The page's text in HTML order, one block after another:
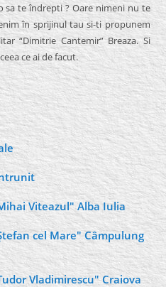
sa te îndrepti ? Oare nimeni nu te
în sprijinul tau si-ti propunem
“Dimitrie Cantemir” Breaza. Si
ce ai de facut.
Viteazul" Alba Iulia
cel Mare" Câmpulung
Vladimirescu" Craiova